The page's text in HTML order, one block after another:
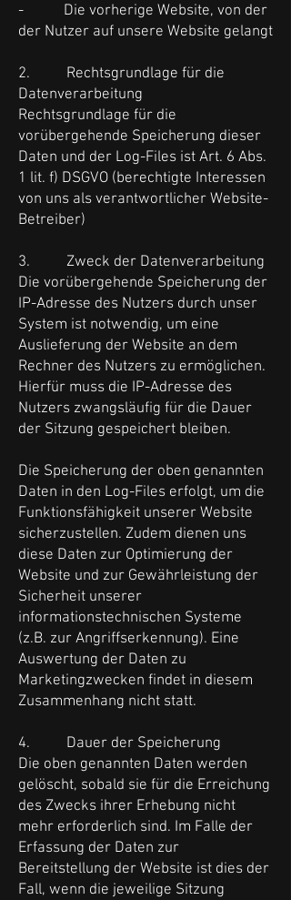
- Die vorherige Website, von der
der Nutzer auf unsere Website gelangt
2. Rechtsgrundlage für die
Datenverarbeitung
Rechtsgrundlage für die
vorübergehende Speicherung dieser
Daten und der Log-Files ist Art. 6 Abs.
1 lit. f) DSGVO (berechtigte Interessen
von uns als verantwortlicher Website-
Betreiber)
3. Zweck der Datenverarbeitung
Die vorübergehende Speicherung der
IP-Adresse des Nutzers durch unser
System ist notwendig, um eine
Auslieferung der Website an dem
Rechner des Nutzers zu ermöglichen.
Hierfür muss die IP-Adresse des
Nutzers zwangsläufig für die Dauer
der Sitzung gespeichert bleiben.
Die Speicherung der oben genannten
Daten in den Log-Files erfolgt, um die
Funktionsfähigkeit unserer Website
sicherzustellen. Zudem dienen uns
diese Daten zur Optimierung der
Website und zur Gewährleistung der
Sicherheit unserer
informationstechnischen Systeme
(z.B. zur Angriffserkennung). Eine
Auswertung der Daten zu
Marketingzwecken findet in diesem
Zusammenhang nicht statt.
4. Dauer der Speicherung
Die oben genannten Daten werden
gelöscht, sobald sie für die Erreichung
des Zwecks ihrer Erhebung nicht
mehr erforderlich sind. Im Falle der
Erfassung der Daten zur
Bereitstellung der Website ist dies der
Fall, wenn die jeweilige Sitzung